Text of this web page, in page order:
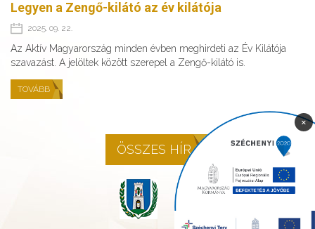
Legyen a Zengő-kilátó az év kilátója
2025. 09. 22.
Az Aktív Magyarország minden évben meghirdeti az Év Kilátója
szavazást. A jelöltek között szerepel a Zengő-kilátó is.
TOVÁBB
ÖSSZES HÍR
×